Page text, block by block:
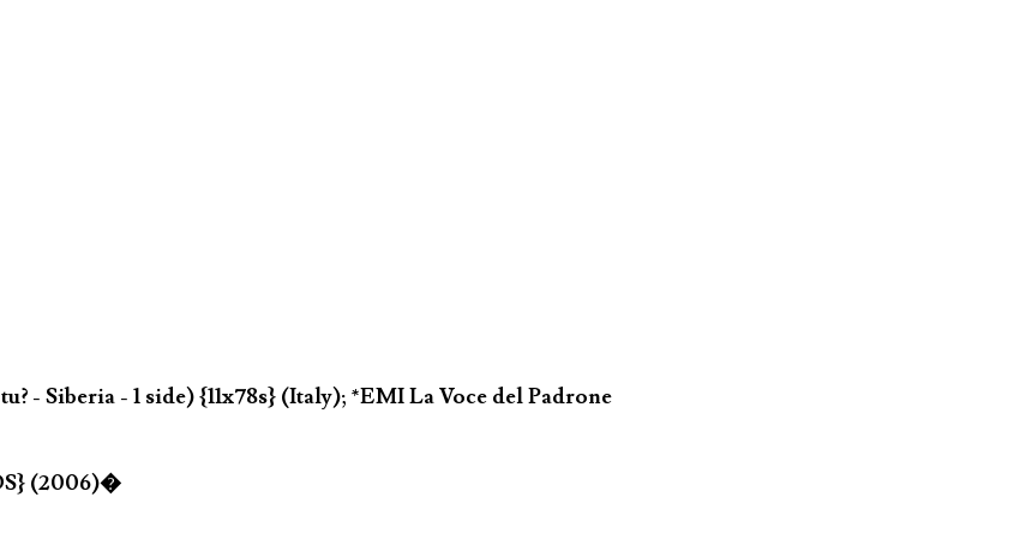
- Siberia - 1 side) {11x78s} (Italy); *EMI La Voce del Padrone
(2006)�